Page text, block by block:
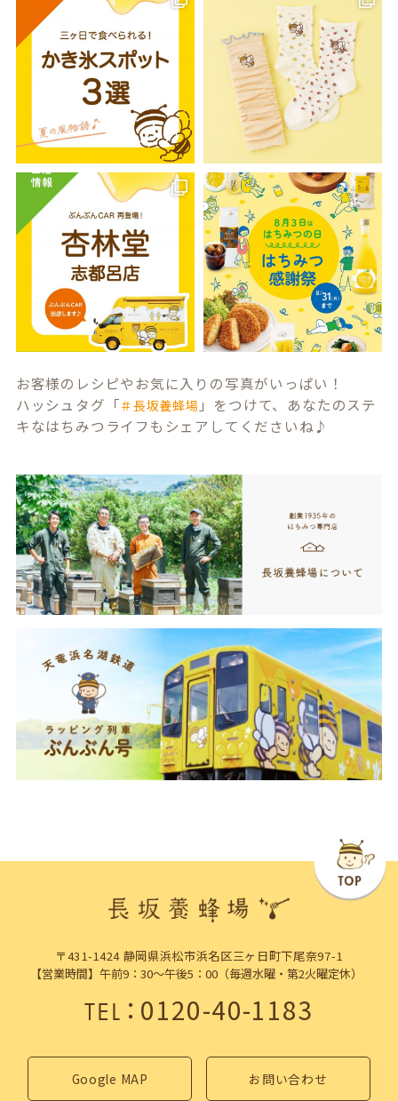
お客様のレシピやお気に入りの写真がいっぱい！
ハッシュタグ「＃長坂養蜂場 」をつけて、あなたのステ
キなはちみつライフもシェアしてくださいね♪
〒431-1424 静岡県浜松市浜名区三ヶ日町下尾奈97-1
【営業時間】午前9：30～午後5：00（毎週水曜・第2火曜定休）
TEL：0120-40-1183
Google MAP お問い合わせ